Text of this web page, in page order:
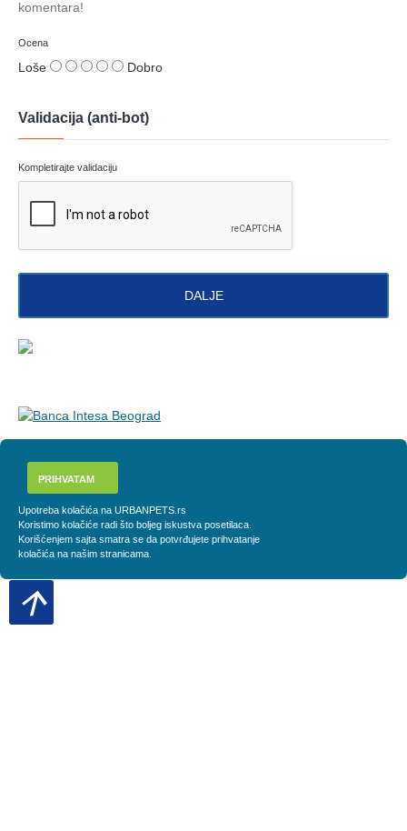
komentara!
Ocena
Loše Dobro
Validacija (anti-bot)
Kompletirajte validaciju
DALJE
PRIHVATAM
Upotreba kolačića na URBANPETS.rs
Koristimo kolačiće radi što boljeg iskustva posetilaca.
Korišćenjem sajta smatra se da potvrđujete prihvatanje
kolačića na našim stranicama.